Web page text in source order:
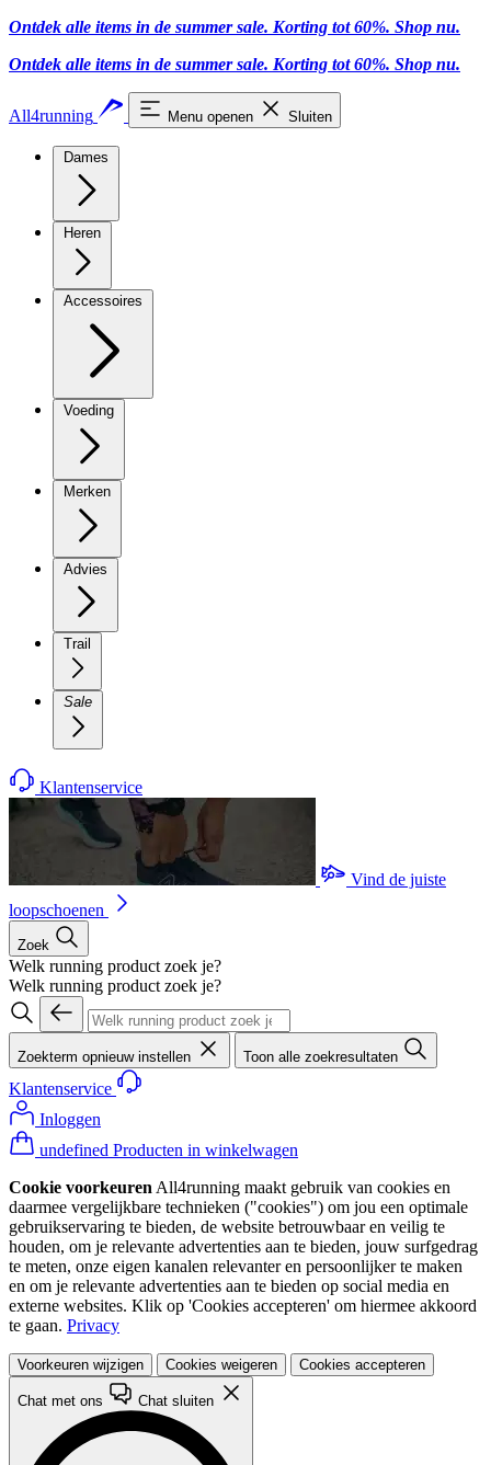
Ontdek alle items in de summer sale. Korting tot 60%. Shop nu.
Ontdek alle items in de summer sale. Korting tot 60%. Shop nu.
All4running Menu openen Sluiten
Dames
Heren
Accessoires
Voeding
Merken
Advies
Trail
Sale
Klantenservice
Vind de juiste
loopschoenen
Zoek
Welk running product zoek je?
Welk running product zoek je?
Zoekterm opnieuw instellen Toon alle zoekresultaten
Klantenservice
Inloggen
undefined Producten in winkelwagen
Cookie voorkeuren All4running maakt gebruik van cookies en
daarmee vergelijkbare technieken ("cookies") om jou een optimale
gebruikservaring te bieden, de website betrouwbaar en veilig te
houden, om je relevante advertenties aan te bieden, jouw surfgedrag
te meten, onze eigen kanalen relevanter en persoonlijker te maken
en om je relevante advertenties aan te bieden op social media en
externe websites. Klik op 'Cookies accepteren' om hiermee akkoord
te gaan. Privacy
Voorkeuren wijzigen Cookies weigeren Cookies accepteren
Chat met ons Chat sluiten